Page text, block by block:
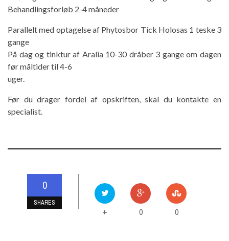
Behandlingsforløb 2-4 måneder
Parallelt med optagelse af Phytosbor Tick Holosas 1 teske 3
gange
På dag og tinktur af Aralia 10-30 dråber 3 gange om dagen
før måltider til 4-6
uger.
Før du drager fordel af opskriften, skal du kontakte en
specialist.
0
SHARES
+ 0 0